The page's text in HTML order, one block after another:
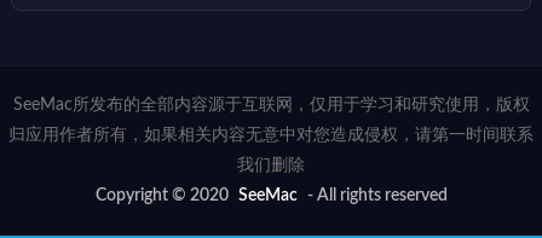
SeeMac所发布的全部内容源于互联网，仅用于学习和研究使用，版权
归应用作者所有，如果相关内容无意中对您造成侵权，请第一时间联系
我们删除
Copyright © 2020 SeeMac - All rights reserved